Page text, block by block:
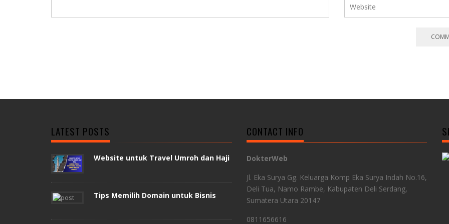
LATEST POSTS
Website untuk Travel Umroh dan Haji
Tips Memilih Domain untuk Bisnis
CONTACT INFO
DokterWeb
Jl. Eka Surya Gg. Keluarga Komp Eka Surya Indah No.16,
Deli Tua, Namo Rambe, Kabupaten Deli Serdang,
Sumatera Utara 20147
0811656616